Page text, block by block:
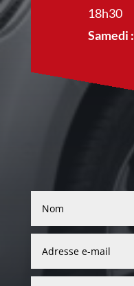
18h30
Samedi :